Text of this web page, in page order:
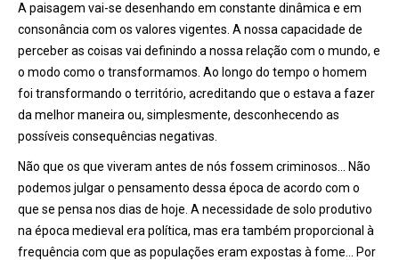
A paisagem vai-se desenhando em constante dinâmica e em
consonância com os valores vigentes. A nossa capacidade de
perceber as coisas vai definindo a nossa relação com o mundo, e
o modo como o transformamos. Ao longo do tempo o homem
foi transformando o território, acreditando que o estava a fazer
da melhor maneira ou, simplesmente, desconhecendo as
possíveis consequências negativas.
Não que os que viveram antes de nós fossem criminosos… Não
podemos julgar o pensamento dessa época de acordo com o
que se pensa nos dias de hoje. A necessidade de solo produtivo
na época medieval era política, mas era também proporcional à
frequência com que as populações eram expostas à fome… Por